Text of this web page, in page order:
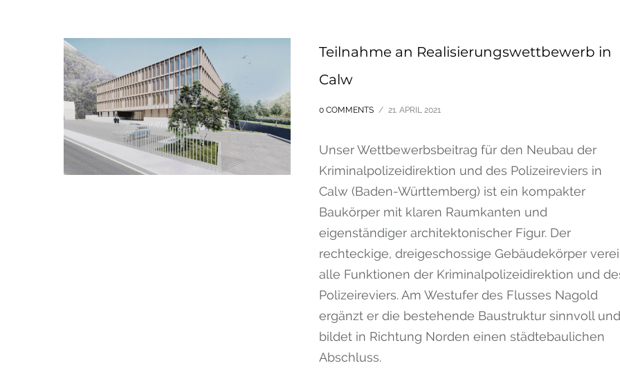
Teilnahme an Realisierungswettbewerb in
Calw
0 COMMENTS / 21. APRIL 2021
Unser Wettbewerbsbeitrag für den Neubau der
Kriminalpolizeidirektion und des Polizeireviers in
Calw (Baden-Württemberg) ist ein kompakter
Baukörper mit klaren Raumkanten und
eigenständiger architektonischer Figur. Der
rechteckige, dreigeschossige Gebäudekörper
alle Funktionen der Kriminalpolizeidirektion und
Polizeireviers. Am Westufer des Flusses Nagold
ergänzt er die bestehende Baustruktur sinnvoll und
bildet in Richtung Norden einen städtebaulichen
Abschluss.